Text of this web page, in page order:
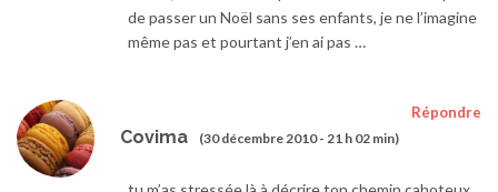
de passer un Noël sans ses enfants, je ne l’imagine
même pas et pourtant j’en ai pas …
Covima (30 décembre 2010 - 21 h 02 min)
Répondre